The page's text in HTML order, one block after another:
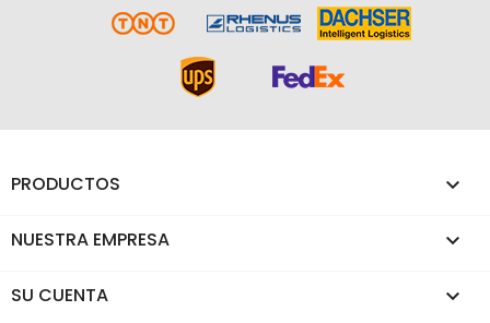
PRODUCTOS 
NUESTRA EMPRESA 
SU CUENTA 